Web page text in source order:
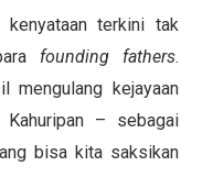
terkini tak
founding fathers.
mengulang kejayaan
Kahuripan – sebagai
bisa kita saksikan